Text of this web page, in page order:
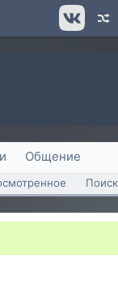
Общение
Поиск